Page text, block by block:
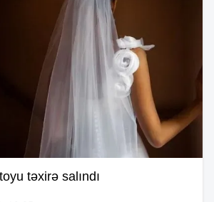
təxirə salındı